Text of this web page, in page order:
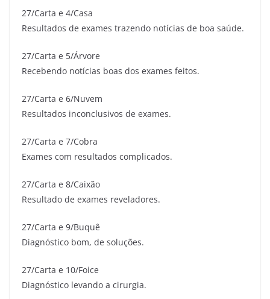
27/Carta e 4/Casa
Resultados de exames trazendo notícias de boa saúde.
27/Carta e 5/Árvore
Recebendo notícias boas dos exames feitos.
27/Carta e 6/Nuvem
Resultados inconclusivos de exames.
27/Carta e 7/Cobra
Exames com resultados complicados.
27/Carta e 8/Caixão
Resultado de exames reveladores.
27/Carta e 9/Buquê
Diagnóstico bom, de soluções.
27/Carta e 10/Foice
Diagnóstico levando a cirurgia.